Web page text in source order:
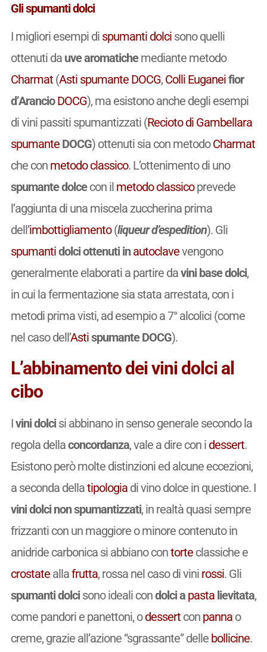
Gli spumanti dolci
I migliori esempi di spumanti dolcisono quelli
ottenuti da uve aromatichemediante metodo
Charmat(Asti spumante DOCG, Colli Euganeifior
d’ArancioDOCG), ma esistono anche degli esempi
di vini passiti spumantizzati (Recioto di Gambellara
spumanteDOCG) ottenuti sia con metodoCharmat
che con metodo classico. L’ottenimento di uno
spumante dolcecon il metodo classicoprevede
l’aggiunta di una miscela zuccherina prima
dell’imbottigliamento(liqueur d’espedition). Gli
spumantidolci ottenuti inautoclavevengono
generalmente elaborati a partire davini base dolci,
in cui la fermentazione sia stata arrestata, con i
metodi prima visti, ad esempio a 7° alcolici (come
nel caso dell’Astispumante DOCG).
L’abbinamento dei vini dolci al
cibo
Ivini dolcisi abbinano in senso generale secondo la
regola dellaconcordanza, vale a dire con i dessert.
Esistono però molte distinzioni ed alcune eccezioni,
a seconda dellatipologiadi vino dolce in questione. I
vini dolci non spumantizzati, in realtà quasi sempre
frizzanti con un maggiore o minore contenuto in
anidride carbonica si abbiano contorteclassiche e
crostateallafrutta, rossa nel caso di vini rossi. Gli
spumanti dolcisono ideali condolci a pastalievitata,
come pandori e panettoni, odessertcon pannao
creme, grazie all’azione “sgrassante” delle bollicine.